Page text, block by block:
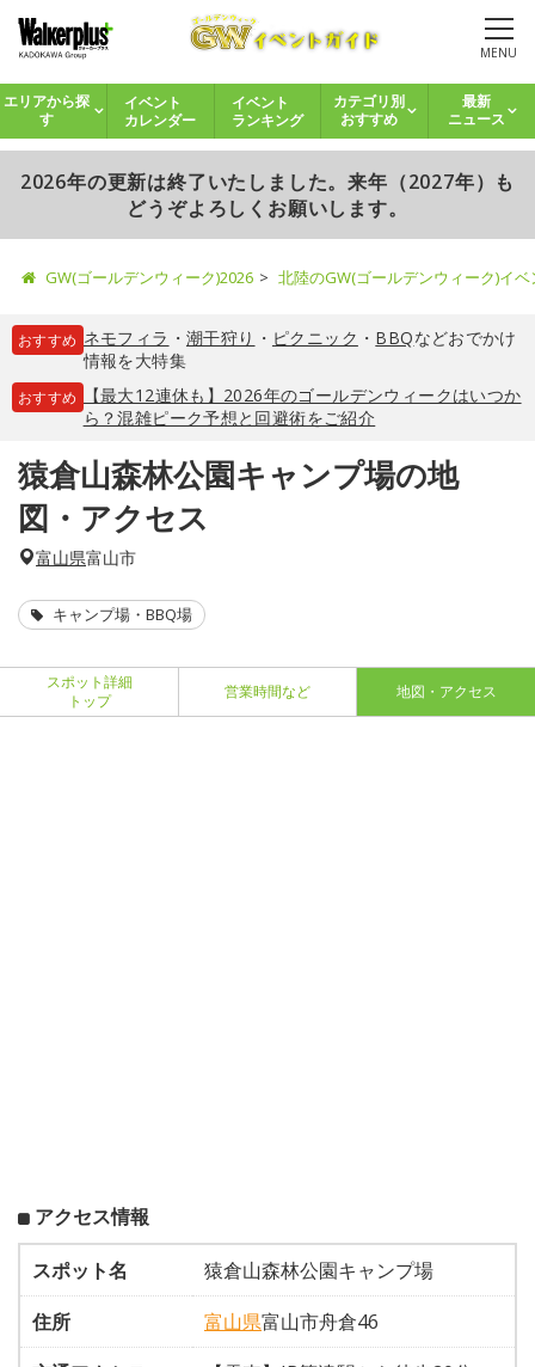
MENU
エリアから探
す
イベント
カレンダー
イベント
ランキング
カテゴリ別
おすすめ
最新
ニュース
2026年の更新は終了いたしました。来年（2027年）も
どうぞよろしくお願いします。
GW(ゴールデンウィーク)2026 北陸のGW(ゴールデンウィーク)イ
おすすめ ネモフィラ ・ 潮干狩り ・ ピクニック ・ BBQなどおでかけ
情報を大特集
おすすめ
【最大12連休も】2026年のゴールデンウィークはいつか
ら？混雑ピーク予想と回避術をご紹介
猿倉山森林公園キャンプ場の地
図・アクセス
富山県富山市
キャンプ場・BBQ場
スポット詳細
トップ
営業時間など 地図・アクセス
アクセス情報
スポット名
猿倉山森林公園キャンプ場
住所
富山県富山市舟倉46